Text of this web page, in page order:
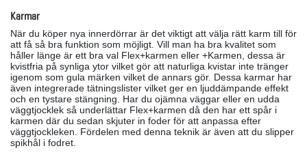
Karmar
När du köper nya innerdörrar är det viktigt att välja rätt karm till för
att få så bra funktion som möjligt. Vill man ha bra kvalitet som
håller länge är ett bra val Flex+karmen eller +Karmen, dessa är
kvistfria på synliga ytor vilket gör att naturliga kvistar inte tränger
igenom som gula märken vilket de annars gör. Dessa karmar har
även integrerade tätningslister vilket ger en ljuddämpande effekt
och en tystare stängning. Har du ojämna väggar eller en udda
väggtjocklek så underlättar Flex+karmen då den har ett spår i
karmen där du sedan skjuter in foder för att anpassa efter
väggtjockleken. Fördelen med denna teknik är även att du slipper
spikhål i fodret.